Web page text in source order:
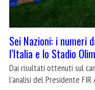
Sei Nazioni: i numeri
l’Italia e lo Stadio
Dai risultati ottenuti sul
l'analisi del Presidente FIR